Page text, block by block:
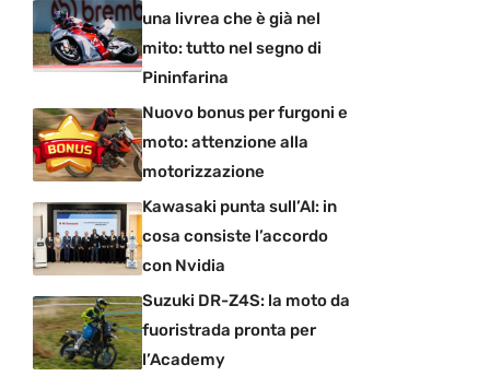
una livrea che è già nel
mito: tutto nel segno di
Pininfarina
Nuovo bonus per furgoni e
moto: attenzione alla
motorizzazione
Kawasaki punta sull’AI: in
cosa consiste l’accordo
con Nvidia
Suzuki DR-Z4S: la moto da
fuoristrada pronta per
l’Academy